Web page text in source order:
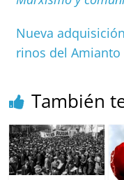
o
o
k
p
p
Nueva
rinos del Amianto
También